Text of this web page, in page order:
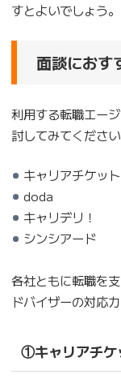
すとよいでしょう。
面談におす
利用する転職エー
討してみてください
キャリアチケット
doda
キャリデリ！
シンシアード
各社ともに転職を
ドバイザーの対応
①キャリアチケ